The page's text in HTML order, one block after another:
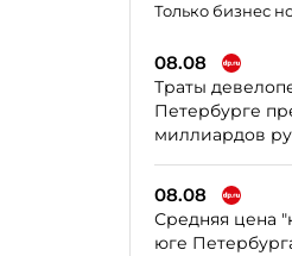
Только бизнес
08.08
Траты
Петербурге
миллиардов
08.08
Средняя цена
юге